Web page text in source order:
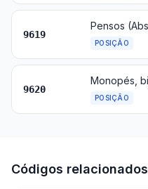
9619
POSIÇÃO
9620
POSIÇÃO
Códigos relacionados